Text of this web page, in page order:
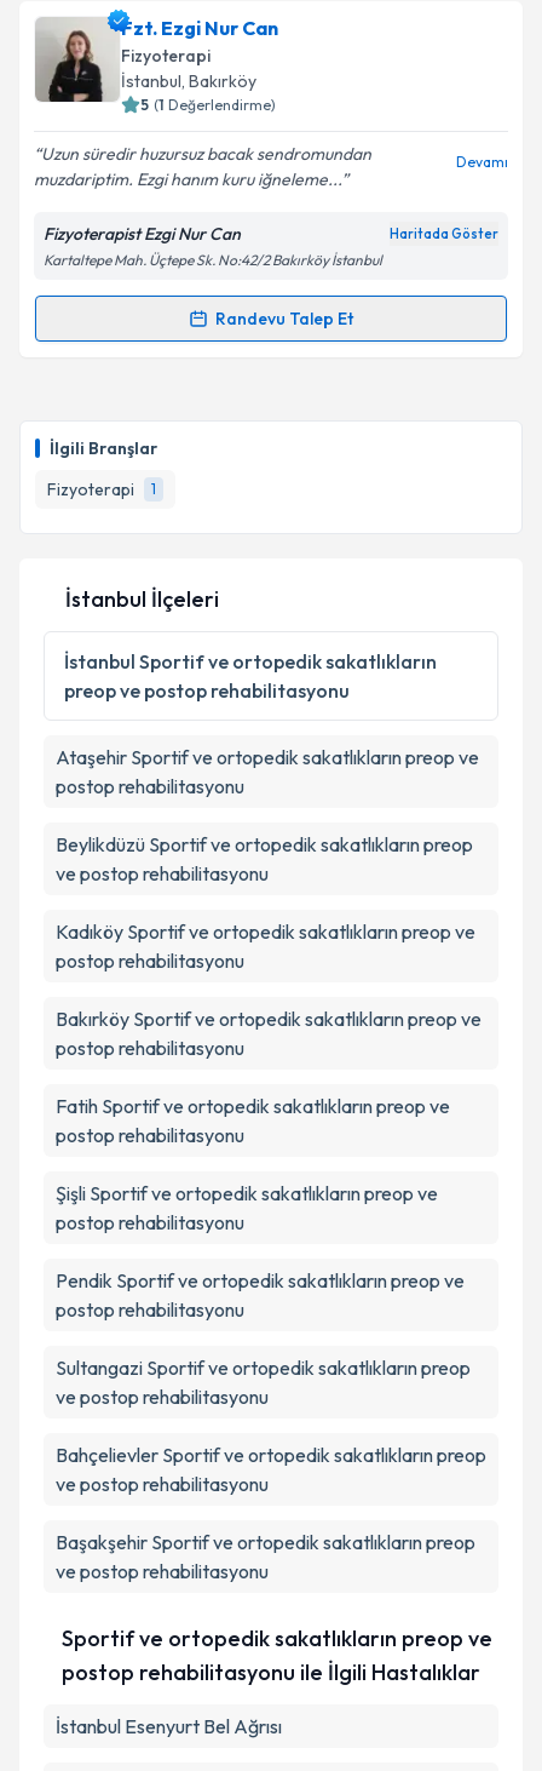
İlgili Branşlar
Fizyoterapi
1
Fzt. Merve Polat Çelikiçin randevu takvimi talebi
oluşturun. Size bu uzmandan randevu almanız için bir
takvim hazırlandığında e-posta ile bilgilendireceğiz.
Kişisel verilerimin işlenmesine ilişkin
Aydınlatma
Metni'ni okudum ve kişisel verilerimin belirtilen
kapsamda işlenmesini kabul ediyorum.
Fzt. Ezgi Nur Can
Fizyoterapi
İstanbul, Bakırköy
5 (1 Değerlendirme)
Uzun süredir huzursuz bacak sendromundan
muzdariptim. Ezgi hanım kuru iğneleme...
Devamı
Fizyoterapist Ezgi Nur Can Haritada Göster
Kartaltepe Mah. Üçtepe Sk. No:42/2 Bakırköy İstanbul
Randevu Talep Et
Randevu Takvimi Talebi
takvim hazırlandığında e-posta ile bilgilendireceğiz.
E-posta Adresiniz
Kişisel verilerimin işlenmesine ilişkinAydınlatma
Metni
'ni okudum ve kişisel verilerimin belirtilen
kapsamda işlenmesini kabul ediyorum.
Takvim Talebini Gönder
İstanbul İlçeleri
İstanbul Sportif ve ortopedik sakatlıkların
preop ve postop rehabilitasyonu
Ataşehir Sportif ve ortopedik sakatlıkların preop ve
postop rehabilitasyonu
Beylikdüzü Sportif ve ortopedik sakatlıkların preop
ve postop rehabilitasyonu
Kadıköy Sportif ve ortopedik sakatlıkların preop ve
postop rehabilitasyonu
Bakırköy Sportif ve ortopedik sakatlıkların preop ve
postop rehabilitasyonu
Fatih Sportif ve ortopedik sakatlıkların preop ve
postop rehabilitasyonu
Şişli Sportif ve ortopedik sakatlıkların preop ve
postop rehabilitasyonu
Pendik Sportif ve ortopedik sakatlıkların preop ve
postop rehabilitasyonu
Sultangazi Sportif ve ortopedik sakatlıkların preop
ve postop rehabilitasyonu
Bahçelievler Sportif ve ortopedik sakatlıkların preop
ve postop rehabilitasyonu
Başakşehir Sportif ve ortopedik sakatlıkların preop
ve postop rehabilitasyonu
Sportif ve ortopedik sakatlıkların preop ve
postop rehabilitasyonu ile İlgili Hastalıklar
İstanbul Esenyurt Bel Ağrısı